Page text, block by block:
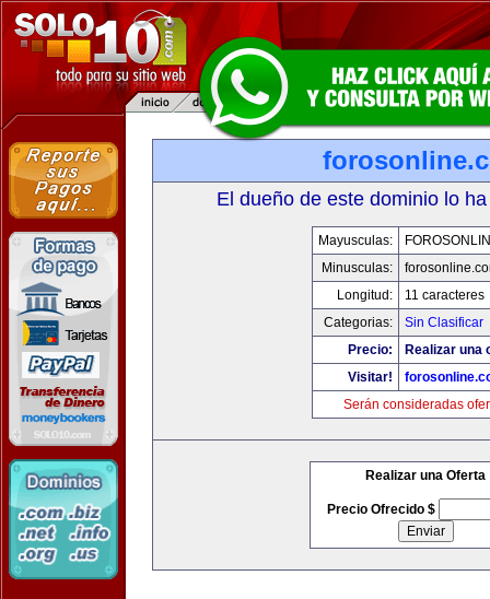
El dueño de este dominio lo
Mayusculas:
Minusculas:
Longitud:
11 caracteres
Categorias:
Sin Clasificar
Precio:
Realizar una
Visitar!
Serán consideradas
Realizar una Oferta
Precio Ofrecido $